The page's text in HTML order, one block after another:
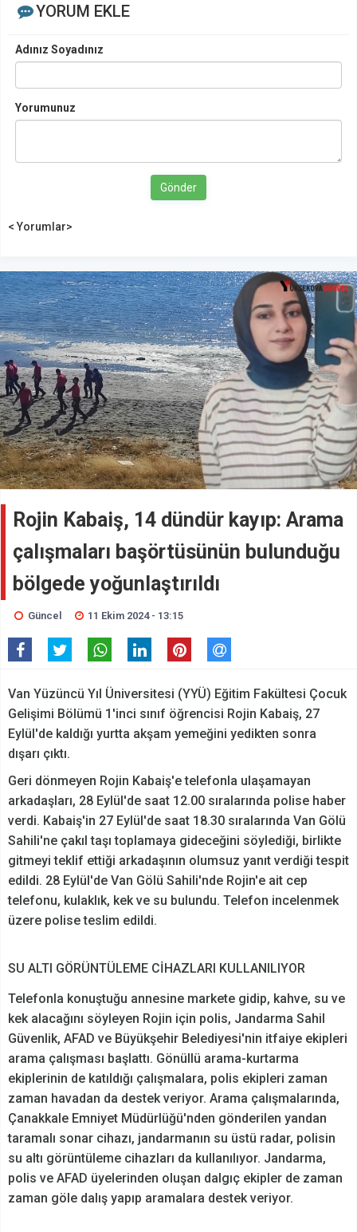
YORUM EKLE
Adınız Soyadınız
Yorumunuz
Gönder
< Yorumlar>
Rojin Kabaiş, 14 dündür kayıp: Arama
çalışmaları başörtüsünün bulunduğu
bölgede yoğunlaştırıldı
Güncel 11 Ekim 2024 - 13:15
Van Yüzüncü Yıl Üniversitesi (YYÜ) Eğitim Fakültesi Çocuk
Gelişimi Bölümü 1'inci sınıf öğrencisi Rojin Kabaiş, 27
Eylül'de kaldığı yurtta akşam yemeğini yedikten sonra
dışarı çıktı.
Geri dönmeyen Rojin Kabaiş'e telefonla ulaşamayan
arkadaşları, 28 Eylül'de saat 12.00 sıralarında polise haber
verdi. Kabaiş'in 27 Eylül'de saat 18.30 sıralarında Van Gölü
Sahili'ne çakıl taşı toplamaya gideceğini söylediği, birlikte
gitmeyi teklif ettiği arkadaşının olumsuz yanıt verdiği tespit
edildi. 28 Eylül'de Van Gölü Sahili'nde Rojin'e ait cep
telefonu, kulaklık, kek ve su bulundu. Telefon incelenmek
üzere polise teslim edildi.
SU ALTI GÖRÜNTÜLEME CİHAZLARI KULLANILIYOR
Telefonla konuştuğu annesine markete gidip, kahve, su ve
kek alacağını söyleyen Rojin için polis, Jandarma Sahil
Güvenlik, AFAD ve Büyükşehir Belediyesi'nin itfaiye ekipleri
arama çalışması başlattı. Gönüllü arama-kurtarma
ekiplerinin de katıldığı çalışmalara, polis ekipleri zaman
zaman havadan da destek veriyor. Arama çalışmalarında,
Çanakkale Emniyet Müdürlüğü'nden gönderilen yandan
taramalı sonar cihazı, jandarmanın su üstü radar, polisin
su altı görüntüleme cihazları da kullanılıyor. Jandarma,
polis ve AFAD üyelerinden oluşan dalgıç ekipler de zaman
zaman göle dalış yapıp aramalara destek veriyor.